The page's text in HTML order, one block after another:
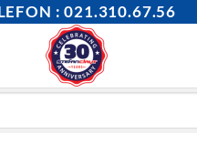
: 021.310.67.56